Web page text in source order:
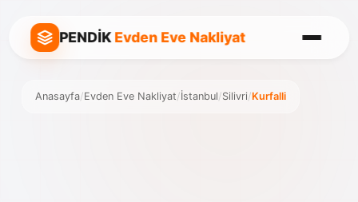
PENDİKEvden Eve Nakliyat
Anasayfa/Evden Eve Nakliyat/İstanbul/Silivri/Kurfalli